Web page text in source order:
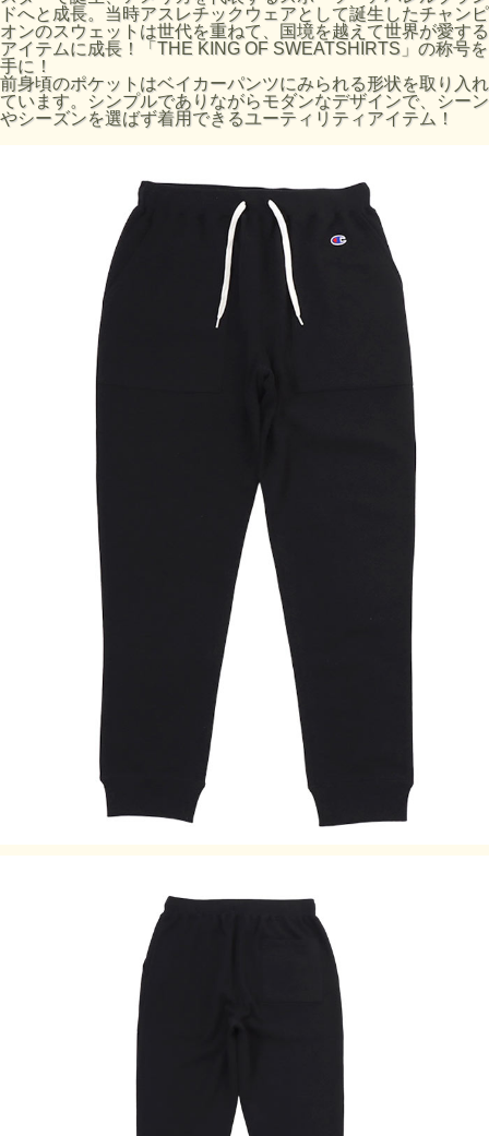
サイズの目安
サイズ /Mサイズ / Lサイズ / XLサイズ
前股上(cm)/ 31 /32 / 33 /
股下(cm)/ 70 / 72 / 74 /
ウエスト幅 (cm) / 36 / 38 / 40 /
渡り幅 (cm) / 31 / 32/ 33
裾口幅 (cm) / 12 / 13 / 14
サイズはアメリカ企画サイズではなく、日本企画サイズで
サイズの目安値は日本規格(ＪＩＳ規格)によるものです。
実際のサイズと若干の誤差が生じる場合がございます。
弊社では±2cmまでを許容範囲としております。
洗濯により若干の縮みがございます。
モニタなどの環境で、写真と実際の商品とは色が多少異なる
場合があります。
ドへと成長。当時アスレチックウェアとして誕生したチャンピ
オンのスウェットは世代を重ねて、国境を越えて世界が愛する
アイテムに成長！「THE KING OF SWEATSHIRTS」の称号を
手に！
前身頃のポケットはベイカーパンツにみられる形状を取り入れ
ています。シンプルでありながらモダンなデザインで、シーン
やシーズンを選ばず着用できるユーティリティアイテム！